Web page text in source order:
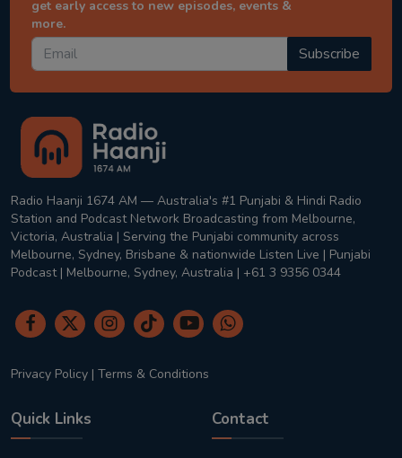
get early access to new episodes, events &
more.
Subscribe
Radio Haanji 1674 AM — Australia's #1 Punjabi & Hindi Radio
Station and Podcast Network Broadcasting from Melbourne,
Victoria, Australia | Serving the Punjabi community across
Melbourne, Sydney, Brisbane & nationwide Listen Live | Punjabi
Podcast | Melbourne, Sydney, Australia | +61 3 9356 0344
Privacy Policy | Terms & Conditions
Quick Links Contact